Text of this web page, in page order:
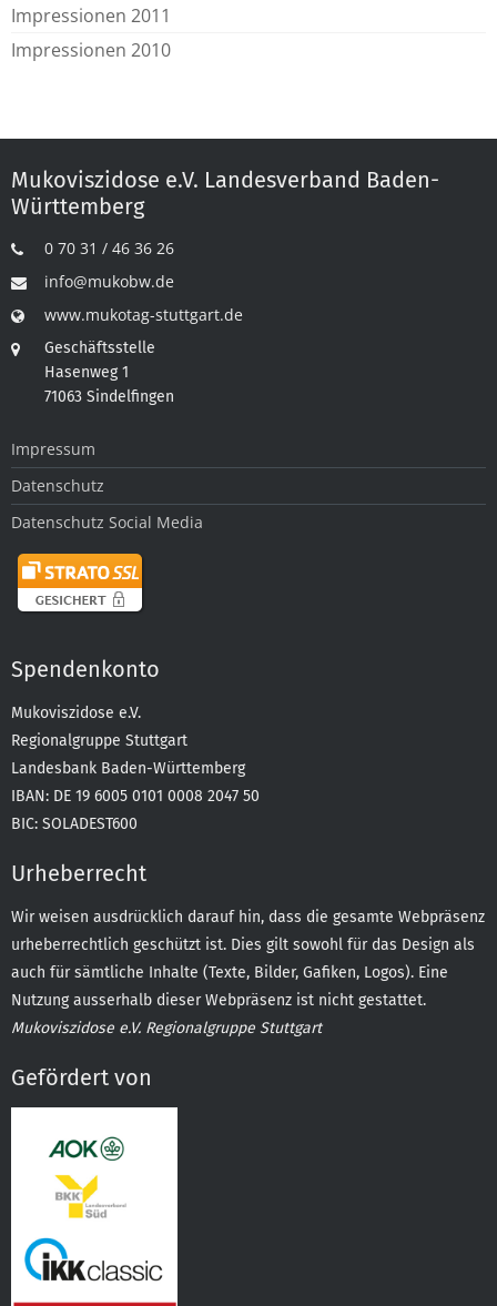
Impressionen 2011
Impressionen 2010
Mukoviszidose e.V. Landesverband Baden-
Württemberg
0 70 31 / 46 36 26
info@mukobw.de
www.mukotag-stuttgart.de
Geschäftsstelle
Hasenweg 1
71063 Sindelfingen
Impressum
Datenschutz
Datenschutz Social Media
Spendenkonto
Mukoviszidose e.V.
Regionalgruppe Stuttgart
Landesbank Baden-Württemberg
IBAN: DE 19 6005 0101 0008 2047 50
BIC: SOLADEST600
Urheberrecht
Wir weisen ausdrücklich darauf hin, dass die gesamte Webpräsenz
urheberrechtlich geschützt ist. Dies gilt sowohl für das Design als
auch für sämtliche Inhalte (Texte, Bilder, Gafiken, Logos). Eine
Nutzung ausserhalb dieser Webpräsenz ist nicht gestattet.
Mukoviszidose e.V. Regionalgruppe Stuttgart
Gefördert von